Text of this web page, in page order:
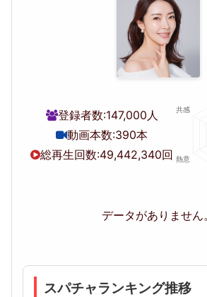
登録者数:147,000人
動画本数:390本
総再生回数:49,442,340回
データがありません。
スパチャランキング推移